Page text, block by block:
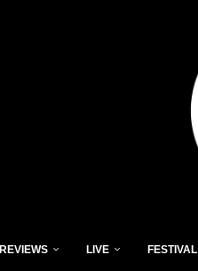
REVIEWS LIVE FESTIVAL